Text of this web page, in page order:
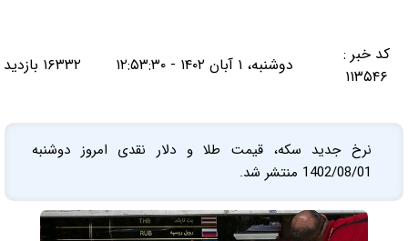
کد خبر :
۱۱۳۵۴۶
دوشنبه، ۱ آبان ۱۴۰۲ - ۱۲:۵۳:۳۰ ۱۶۳۳۲ بازدید
نرخ جدید سکه، قیمت طلا و دلار نقدی امروز دوشنبه
1402/08/01 منتشر شد.